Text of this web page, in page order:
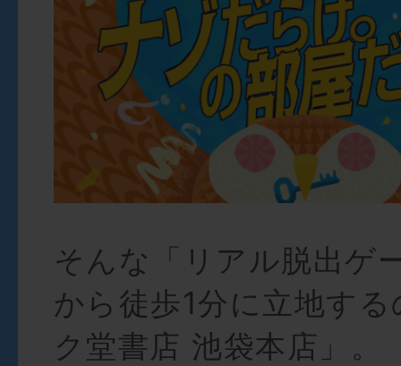
そんな「リアル脱出ゲ
から徒歩1分に立地す
ク堂書店 池袋本店」。